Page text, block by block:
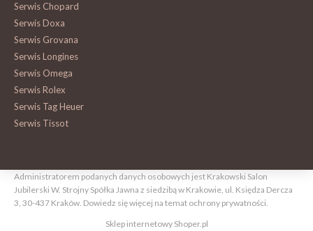
Serwis Chopard
Serwis Doxa
Serwis Grovana
Serwis Longines
Serwis Omega
Serwis Rolex
Serwis Tag Heuer
Serwis Tissot
Administratorem podanych danych osobowych jest Krakowski Salon
Jubilerski W. Strojny Spółka Jawna z siedzibą w Krakowie, ul. Księdza Dercza
3, 30-437 Kraków. Dowiedz się więcej na temat ochrony prywatności.
Sklep internetowy Shoper.pl